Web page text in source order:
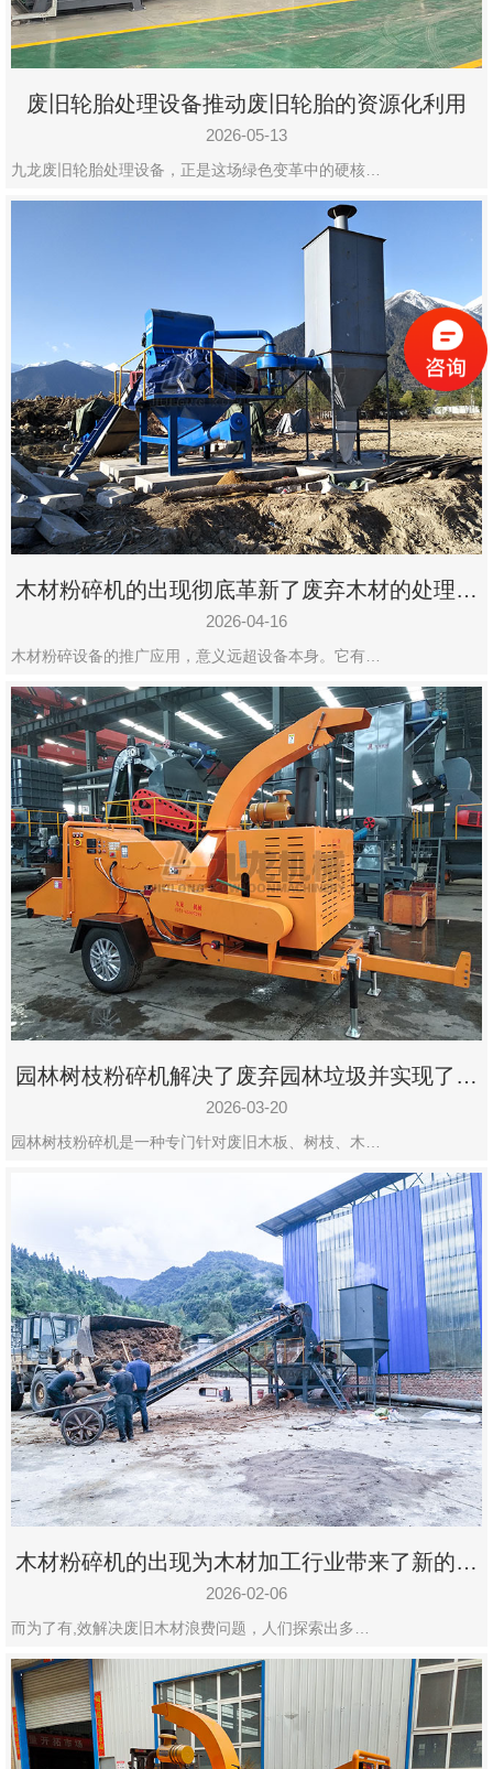
废旧轮胎处理设备推动废旧轮胎的资源化利用
2026-05-13
九龙废旧轮胎处理设备，正是这场绿色变革中的硬核…
木材粉碎机的出现彻底革新了废弃木材的处理模
式
2026-04-16
木材粉碎设备的推广应用，意义远超设备本身。它有…
园林树枝粉碎机解决了废弃园林垃圾并实现了再
利用
2026-03-20
园林树枝粉碎机是一种专门针对废旧木板、树枝、木…
木材粉碎机的出现为木材加工行业带来了新的变
化
2026-02-06
而为了有,效解决废旧木材浪费问题，人们探索出多…